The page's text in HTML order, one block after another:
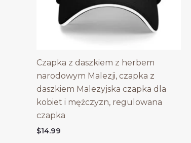
Czapka z daszkiem z herbem
narodowym Malezji, czapka z
daszkiem Malezyjska czapka dla
kobiet i mężczyzn, regulowana
czapka
$14.99